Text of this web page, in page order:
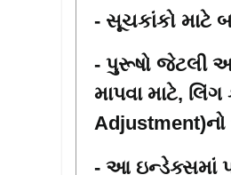
- સૂચકાંકો માટે
- પુરૂષો જેટલી
માપવા માટે, લિંગ
Adjustment
- આ ઇન્ડેક્સમાં